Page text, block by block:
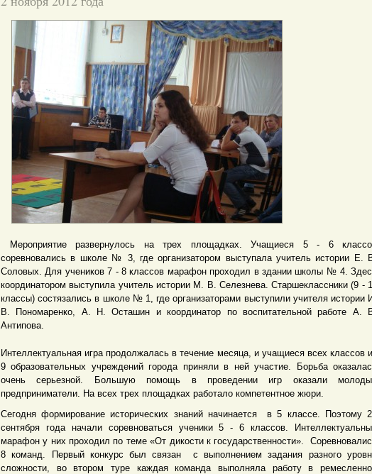
Мероприятие развернулось на трех площадках. Учащиеся 5 - 6
соревновались в школе № 3, где организатором выступала учитель истории Е.
Соловых. Для учеников 7 - 8 классов марафон проходил в здании школы № 4.
координатором выступила учитель истории М. В. Селезнева. Старшеклассники (9 -
классы) состязались в школе № 1, где организаторами выступили учителя истории
В. Пономаренко, А. Н. Осташин и координатор по воспитательной работе А.
Антипова.
Интеллектуальная игра продолжалась в течение месяца, и учащиеся всех классов
9 образовательных учреждений города приняли в ней участие. Борьба
очень серьезной. Большую помощь в проведении игр оказали
предприниматели. На всех трех площадках работало компетентное жюри.
Сегодня формирование исторических знаний начинается в 5 классе. Поэтому
сентября года начали соревноваться ученики 5 - 6 классов.
марафон у них проходил по теме «От дикости к государственности».
8 команд. Первый конкурс был связан с выполнением задания разного
сложности, во втором туре каждая команда выполняла работу в